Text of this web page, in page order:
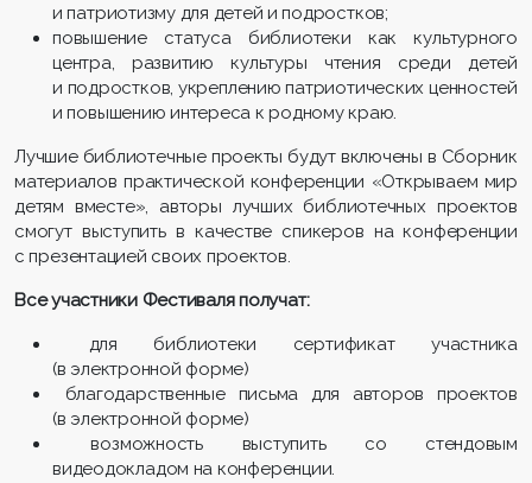
и патриотизму для детей и подростков;
повышение статуса библиотеки как культурного
центра, развитию культуры чтения среди детей
и подростков, укреплению патриотических ценностей
и повышению интереса к родному краю.
Лучшие библиотечные проекты будут включены в Сборник
материалов практической конференции «Открываем мир
детям вместе», авторы лучших библиотечных проектов
смогут выступить в качестве спикеров на конференции
с презентацией своих проектов.
Все участники Фестиваля получат:
для библиотеки сертификат участника
(в электронной форме)
благодарственные письма для авторов проектов
(в электронной форме)
возможность выступить со стендовым
видеодокладом на конференции.